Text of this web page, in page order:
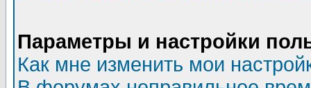
Параметры и настройки
Как мне изменить мои